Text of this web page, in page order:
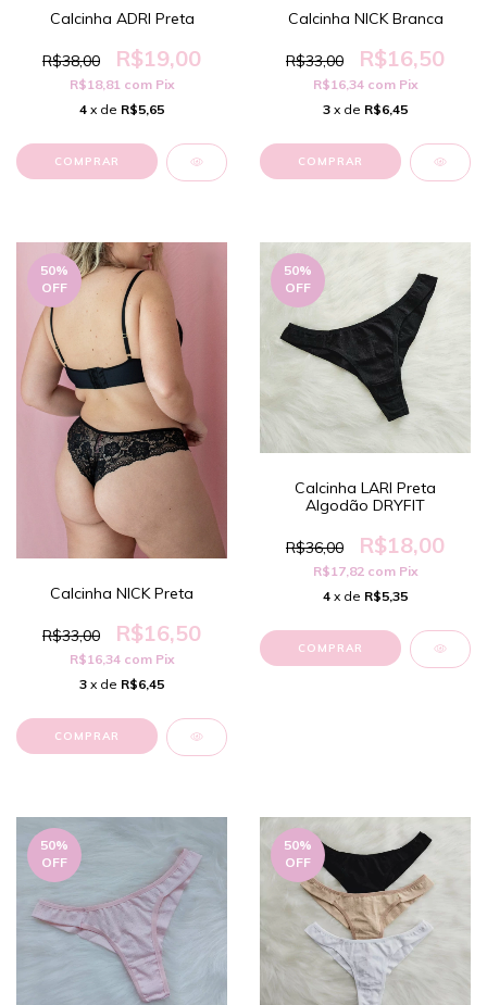
Calcinha ADRI Preta
R$38,00 R$19,00
R$18,81 com Pix
4 x de R$5,65
COMPRAR
Calcinha NICK Branca
R$33,00 R$16,50
R$16,34 com Pix
3 x de R$6,45
COMPRAR
50%
OFF
Calcinha NICK Preta
R$33,00 R$16,50
R$16,34 com Pix
3 x de R$6,45
COMPRAR
50%
OFF
Calcinha LARI Preta
Algodão DRYFIT
R$36,00 R$18,00
R$17,82 com Pix
4 x de R$5,35
COMPRAR
50%
OFF
50%
OFF